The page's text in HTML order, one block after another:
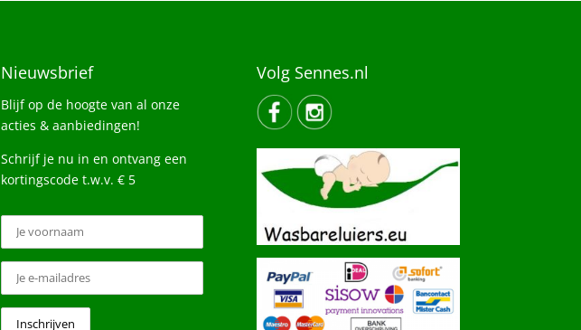
Nieuwsbrief
Blijf op de hoogte van al onze
acties & aanbiedingen!
Schrijf je nu in en ontvang een
kortingscode t.w.v. € 5
Volg Sennes.nl